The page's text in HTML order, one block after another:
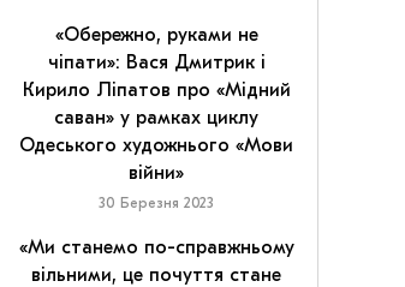
«Обережно, руками не
чіпати»: Вася Дмитрик і
Кирило Ліпатов про «Мідний
саван» у рамках циклу
Одеського художнього «Мови
війни»
30 Березня 2023
«Ми станемо по-справжньому
вільними, це почуття стане